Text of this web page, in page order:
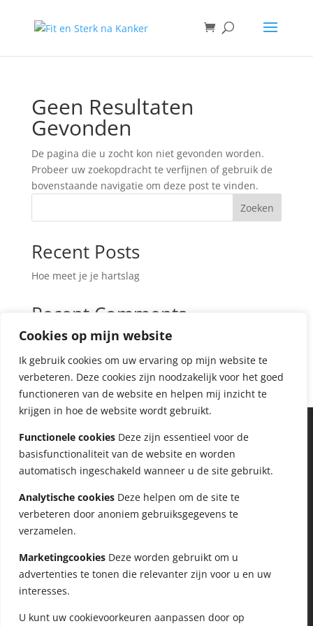
Cookies op mijn website
Ik gebruik cookies om uw ervaring op mijn website te
verbeteren. Deze cookies zijn noodzakelijk voor het goed
functioneren van de website en helpen mij inzicht te
krijgen in hoe de website wordt gebruikt.
Functionele cookies Deze zijn essentieel voor de
basisfunctionaliteit van de website en worden
automatisch ingeschakeld wanneer u de site gebruikt.
Analytische cookies Deze helpen om de site te
verbeteren door anoniem gebruiksgegevens te
verzamelen.
Marketingcookies Deze worden gebruikt om u
advertenties te tonen die relevanter zijn voor u en uw
interesses.
U kunt uw cookievoorkeuren aanpassen door op
Geen Resultaten
Gevonden
De pagina die u zocht kon niet gevonden worden.
Probeer uw zoekopdracht te verfijnen of gebruik de
bovenstaande navigatie om deze post te vinden.
Zoeken
Recent Posts
Hoe meet je je hartslag
Recent Comments
AngeliqueopFIT NA KANKER werkboek
SandraopFIT NA KANKER werkboek